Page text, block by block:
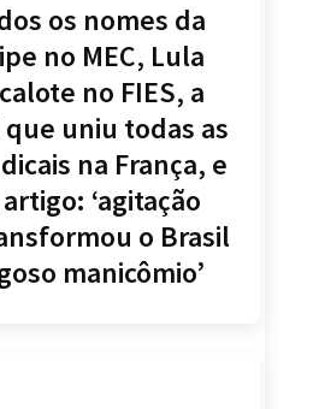
os nomes da
no MEC, Lula
no FIES, a
uniu todas as
na França, e
‘agitação
o Brasil
manicômio’